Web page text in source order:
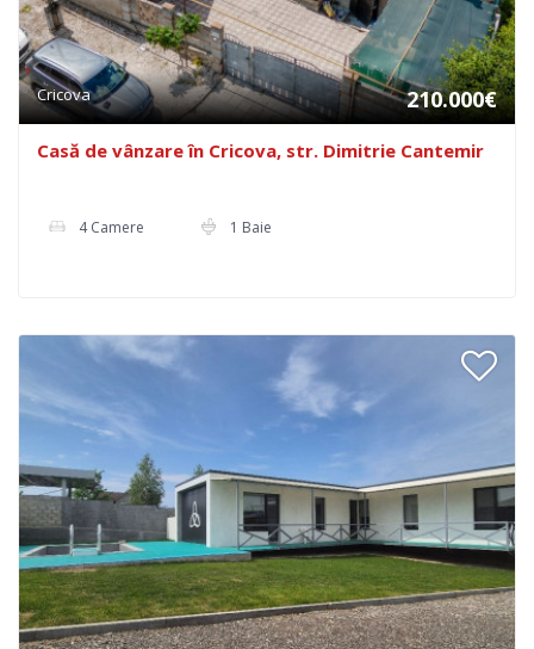
Cricova 210.000€
Casă de vânzare în Cricova, str. Dimitrie Cantemir
4 Camere 1 Baie